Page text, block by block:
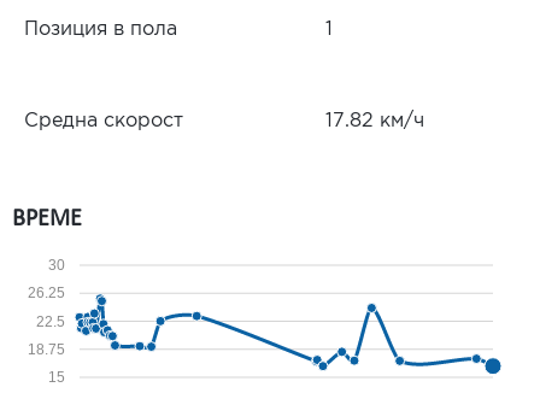
Позиция в пола
Средна скорост 17.82 км/ч
ВРЕМЕ
15
18.75
22.5
26.25
30